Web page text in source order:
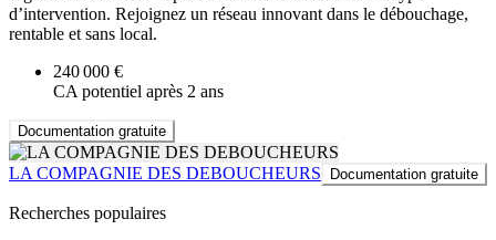
d’intervention. Rejoignez un réseau innovant dans le débouchage,
rentable et sans local.
240 000 €
CA potentiel après 2 ans
Documentation gratuite
LA COMPAGNIE DES DEBOUCHEURS Documentation gratuite
Recherches populaires